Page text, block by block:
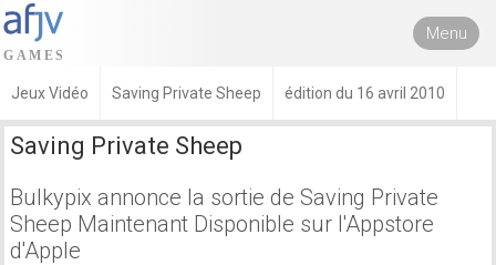
Menu
Jeux Vidéo Saving Private Sheep édition du 16 avril 2010
Saving Private Sheep
Bulkypix annonce la sortie de Saving Private
Sheep Maintenant Disponible sur l'Appstore
d'Apple